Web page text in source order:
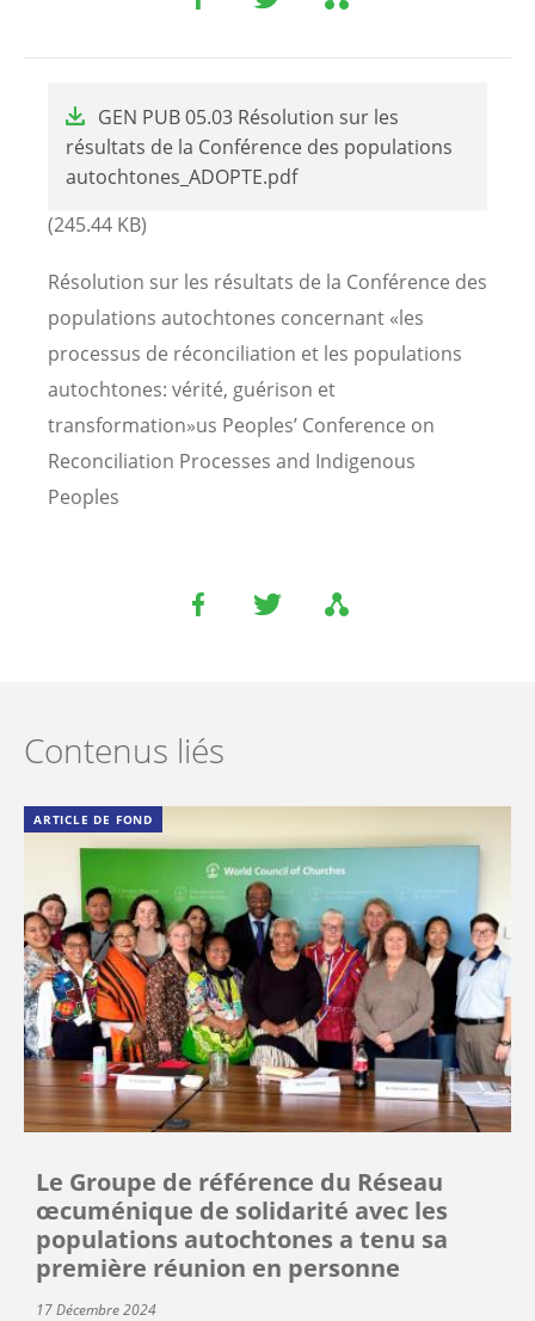
GEN PUB 05.03 Résolution sur les
résultats de la Conférence des populations
autochtones_ADOPTE.pdf
(245.44 KB)
Résolution sur les résultats de la Conférence des
populations autochtones concernant «les
processus de réconciliation et les populations
autochtones: vérité, guérison et
transformation»us Peoples’ Conference on
Reconciliation Processes and Indigenous
Peoples
Contenus liés
ARTICLE DE FOND
Le Groupe de référence du Réseau
œcuménique de solidarité avec les
populations autochtones a tenu sa
première réunion en personne
17 Décembre 2024